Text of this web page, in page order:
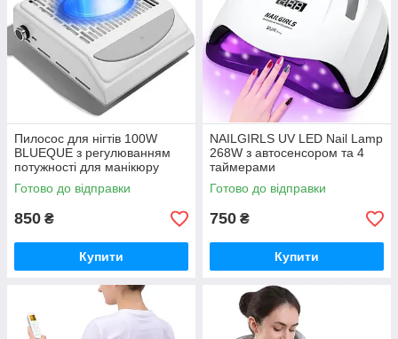
Пилосос для нігтів 100W
BLUEQUE з регулюванням
потужності для манікюру
Готово до відправки
850 ₴
Купити
NAILGIRLS UV LED Nail Lamp
268W з автосенсором та 4
таймерами
Готово до відправки
750 ₴
Купити